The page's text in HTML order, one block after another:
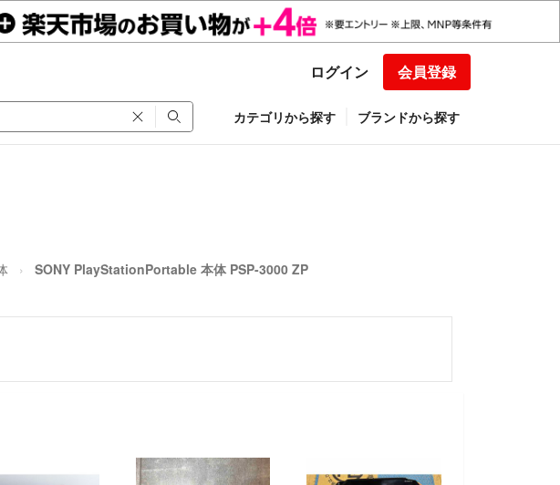
ログイン 会員登録
カテゴリから探す ブランドから探す
SONY PlayStationPortable 本体 PSP-3000 ZP